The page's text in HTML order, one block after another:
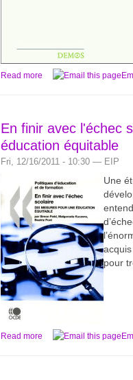
Read more
En finir avec l'échec
éducation équitable
Fri, 12/16/2011 - 10:30 — EIP
Une
pour
Read more